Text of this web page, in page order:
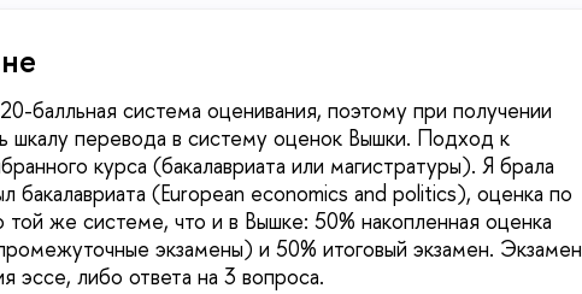
балльная система оценивания, поэтому при получении
шкалу перевода в систему оценок Вышки. Подход к
курса (бакалавриата или магистратуры). Я брала
бакалавриата (European economics and politics), оценка по
же системе, что и в Вышке: 50% накопленная оценка
экзамены) и 50% итоговый экзамен. Экзамен
эссе, либо ответа на 3 вопроса.